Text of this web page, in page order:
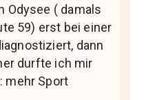
Odysee ( damals
59) erst bei einer
dann
durfte ich mir
mehr Sport